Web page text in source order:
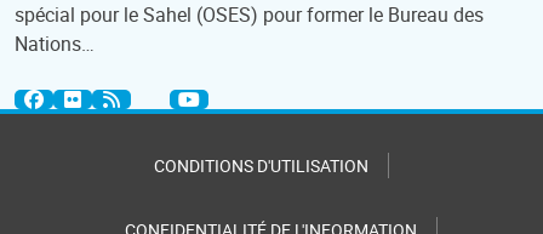
spécial pour le Sahel (OSES) pour former le Bureau des
Nations…
CONDITIONS D'UTILISATION